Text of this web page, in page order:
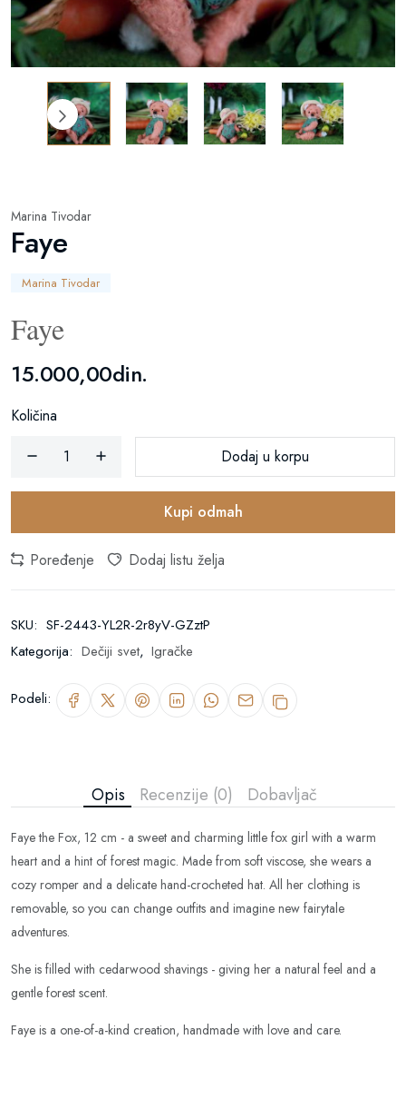
Marina Tivodar
Faye
Marina Tivodar
Faye
15.000,00din.
Količina
Dodaj u korpu
Kupi odmah
Poređenje Dodaj listu želja
SKU: SF-2443-YL2R-2r8yV-GZztP
Kategorija: Dečiji svet, Igračke
Podeli:
Opis Recenzije (0) Dobavljač
Faye the Fox, 12 cm - a sweet and charming little fox girl with a warm
heart and a hint of forest magic. Made from soft viscose, she wears a
cozy romper and a delicate hand-crocheted hat. All her clothing is
removable, so you can change outfits and imagine new fairytale
adventures.
She is filled with cedarwood shavings - giving her a natural feel and a
gentle forest scent.
Faye is a one-of-a-kind creation, handmade with love and care.